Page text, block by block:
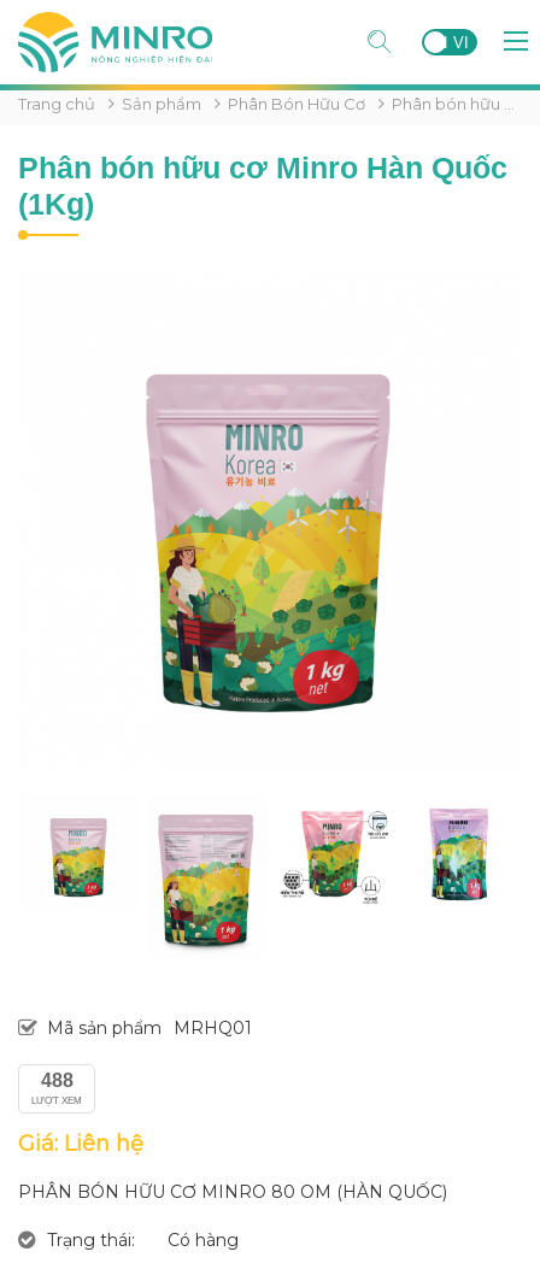
EN VI
Trang chủ Sản phẩm Phân Bón Hữu Cơ Phân bón hữu cơ Minro Hàn Quốc (1Kg)
Phân bón hữu cơ Minro Hàn Quốc
(1Kg)
Mã sản phẩm MRHQ01
488
LƯỢT XEM
Giá: Liên hệ
PHÂN BÓN HỮU CƠ MINRO 80 OM (HÀN QUỐC)
Trạng thái: Có hàng